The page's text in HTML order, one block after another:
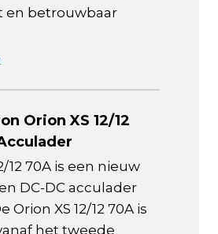
en betrouwbaar
Orion XS 12/12
12 70A is een nieuw
DC-DC acculader
Orion XS 12/12 70A is
het tweede